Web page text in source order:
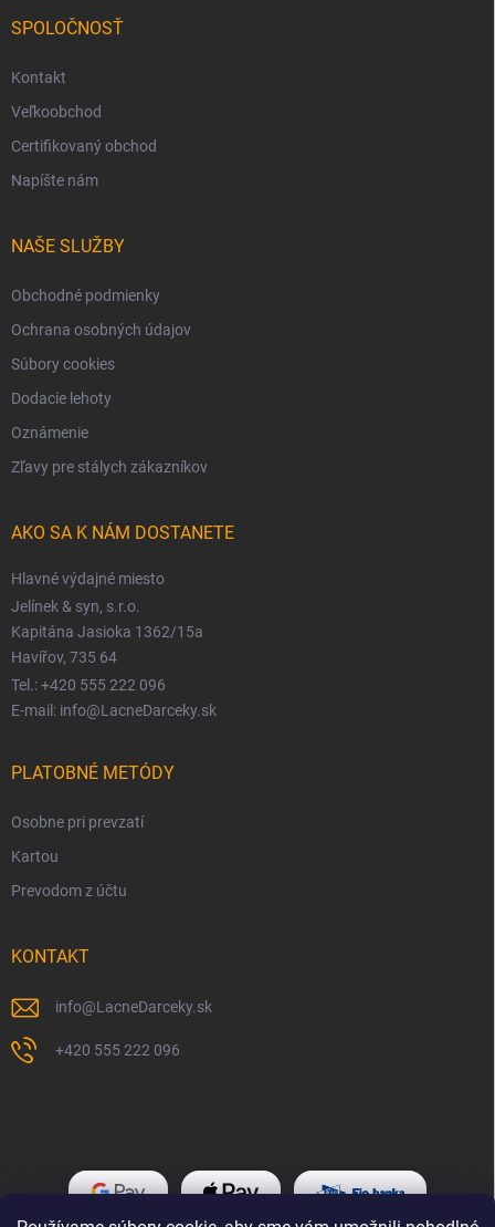
SPOLOČNOSŤ
Kontakt
Veľkoobchod
Certifikovaný obchod
Napíšte nám
NAŠE SLUŽBY
Obchodné podmienky
Ochrana osobných údajov
Súbory cookies
Dodacie lehoty
Oznámenie
Zľavy pre stálych zákazníkov
AKO SA K NÁM DOSTANETE
Hlavné výdajné miesto
Jelínek & syn, s.r.o.
Kapitána Jasioka 1362/15a
Havířov, 735 64
Tel.: +420 555 222 096
E-mail: info@LacneDarceky.sk
PLATOBNÉ METÓDY
Osobne pri prevzatí
Kartou
Prevodom z účtu
KONTAKT
info@LacneDarceky.sk
+420 555 222 096